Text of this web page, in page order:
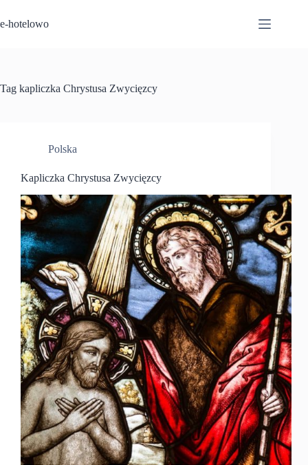
do
treści
e-hotelowo
Tag kapliczka Chrystusa Zwycięzcy
Polska
Kapliczka Chrystusa Zwycięzcy